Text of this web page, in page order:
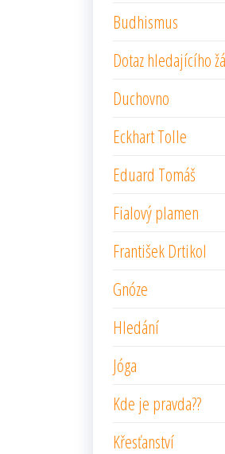
Budhismus
Dotaz hledajícího
Duchovno
Eckhart Tolle
Eduard Tomáš
Fialový plamen
František Drtikol
Gnóze
Hledání
Jóga
Kde je pravda??
Křesťanství